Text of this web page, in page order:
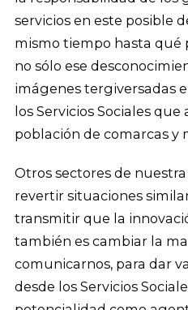
servicios en este posible
mismo tiempo hasta
no sólo ese
imágenes tergiversadas
los Servicios Sociales
población de comarcas y
Otros sectores de
revertir situaciones
transmitir que la
también es cambiar la
comunicarnos, para dar
desde los Servicios